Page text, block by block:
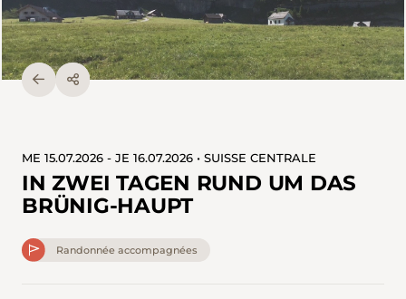
ME 15.07.2026 - JE 16.07.2026 • SUISSE CENTRALE
IN ZWEI TAGEN RUND UM DAS
BRÜNIG-HAUPT
Randonnée accompagnées